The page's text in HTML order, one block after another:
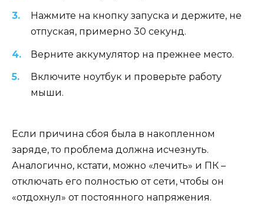
Нажмите на кнопку запуска и держите, не
отпуская, примерно 30 секунд.
Верните аккумулятор на прежнее место.
Включите ноутбук и проверьте работу
мыши.
Если причина сбоя была в накопленном
заряде, то проблема должна исчезнуть.
Аналогично, кстати, можно «лечить» и ПК –
отключать его полностью от сети, чтобы он
«отдохнул» от постоянного напряжения.